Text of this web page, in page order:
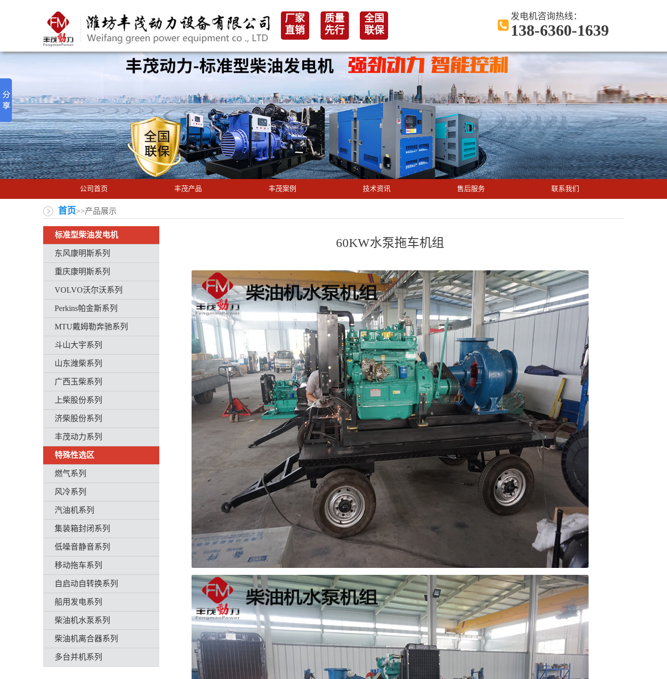
厂家
直销
质量
先行
全国
联保
发电机咨询热线：
138-6360-1639
公司首页 丰茂产品 丰茂案例 技术资讯 售后服务 联系我们
首页>>产品展示
标准型柴油发电机
东风康明斯系列
重庆康明斯系列
VOLVO沃尔沃系列
Perkins帕金斯系列
MTU戴姆勒奔驰系列
斗山大宇系列
山东潍柴系列
广西玉柴系列
上柴股份系列
济柴股份系列
丰茂动力系列
特殊性选区
燃气系列
风冷系列
汽油机系列
集装箱封闭系列
低噪音静音系列
移动拖车系列
自启动自转换系列
船用发电系列
柴油机水泵系列
柴油机离合器系列
多台并机系列
60KW水泵拖车机组